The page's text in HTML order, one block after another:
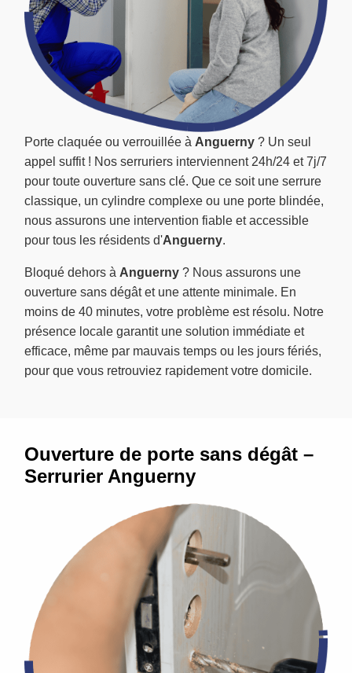
Porte claquée ou verrouillée à Anguerny ? Un seul
appel suffit ! Nos serruriers interviennent 24h/24 et 7j/7
pour toute ouverture sans clé. Que ce soit une serrure
classique, un cylindre complexe ou une porte blindée,
nous assurons une intervention fiable et accessible
pour tous les résidents d'Anguerny.
Bloqué dehors à Anguerny ? Nous assurons une
ouverture sans dégât et une attente minimale. En
moins de 40 minutes, votre problème est résolu. Notre
présence locale garantit une solution immédiate et
efficace, même par mauvais temps ou les jours fériés,
pour que vous retrouviez rapidement votre domicile.
Ouverture de porte sans dégât –
Serrurier Anguerny